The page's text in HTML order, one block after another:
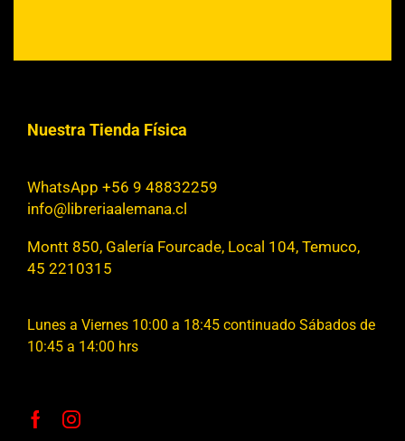
Nuestra Tienda Física
WhatsApp +56 9 48832259
info@libreriaalemana.cl
Montt 850, Galería Fourcade, Local 104, Temuco,
45 2210315
Lunes a Viernes 10:00 a 18:45 continuado Sábados de
10:45 a 14:00 hrs